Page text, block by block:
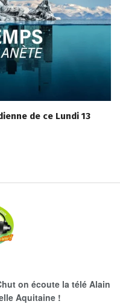
de ce Lundi 13
on écoute la télé Alain
Aquitaine !